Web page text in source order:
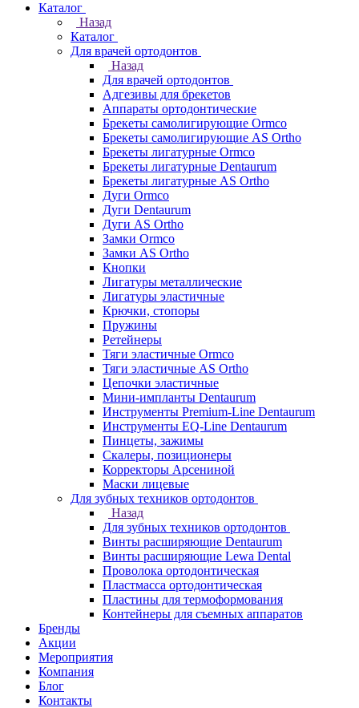
Каталог
Назад
Каталог
Для врачей ортодонтов
Назад
Для врачей ортодонтов
Адгезивы для брекетов
Аппараты ортодонтические
Брекеты самолигирующие Ormco
Брекеты самолигирующие AS Ortho
Брекеты лигатурные Ormco
Брекеты лигатурные Dentaurum
Брекеты лигатурные AS Ortho
Дуги Ormco
Дуги Dentaurum
Дуги AS Ortho
Замки Ormco
Замки AS Ortho
Кнопки
Лигатуры металлические
Лигатуры эластичные
Крючки, стопоры
Пружины
Ретейнеры
Тяги эластичные Ormco
Тяги эластичные AS Ortho
Цепочки эластичные
Мини-импланты Dentaurum
Инструменты Premium-Line Dentaurum
Инструменты EQ-Line Dentaurum
Пинцеты, зажимы
Скалеры, позиционеры
Корректоры Арсениной
Маски лицевые
Для зубных техников ортодонтов
Назад
Для зубных техников ортодонтов
Винты расширяющие Dentaurum
Винты расширяющие Lewa Dental
Проволока ортодонтическая
Пластмасса ортодонтическая
Пластины для термоформования
Контейнеры для съемных аппаратов
Бренды
Акции
Мероприятия
Компания
Блог
Контакты